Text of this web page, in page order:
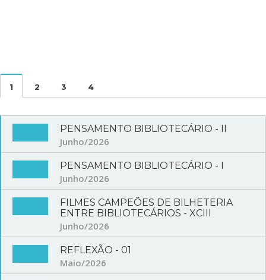
1 2 3 4
PENSAMENTO BIBLIOTECÁRIO - II
Junho/2026
PENSAMENTO BIBLIOTECÁRIO - I
Junho/2026
FILMES CAMPEÕES DE BILHETERIA
ENTRE BIBLIOTECÁRIOS - XCIII
Junho/2026
REFLEXÃO - 01
Maio/2026